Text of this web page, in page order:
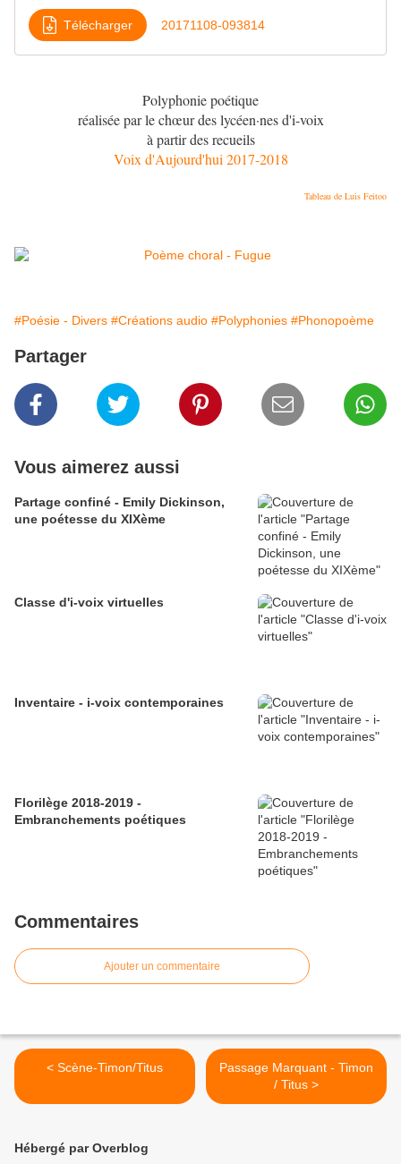
Télécharger 20171108-093814
Polyphonie poétique
réalisée par le chœur des lycéen·nes d'i-voix
à partir des recueils
Voix d'Aujourd'hui 2017-2018
Tableau de Luis Feitoo
#Poésie - Divers #Créations audio #Polyphonies #Phonopoème
Partager
Vous aimerez aussi
Partage confiné - Emily Dickinson,
une poétesse du XIXème
Classe d'i-voix virtuelles
Inventaire - i-voix contemporaines
Florilège 2018-2019 -
Embranchements poétiques
Commentaires
Ajouter un commentaire
< Scène-Timon/Titus
Passage Marquant - Timon
/ Titus >
Hébergé par Overblog